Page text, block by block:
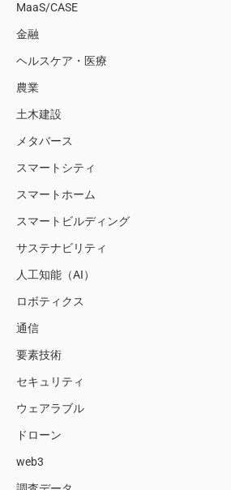
MaaS/CASE
金融
ヘルスケア・医療
農業
土木建設
メタバース
スマートシティ
スマートホーム
スマートビルディング
サステナビリティ
人工知能（AI）
ロボティクス
通信
要素技術
セキュリティ
ウェアラブル
ドローン
web3